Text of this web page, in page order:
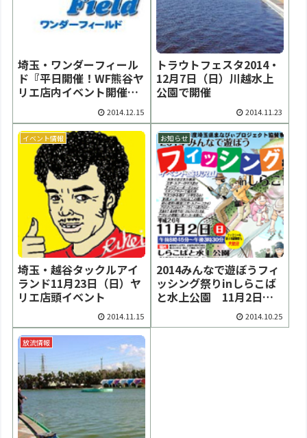
埼玉・ワンダーフィール
ド『平日開催！WF熊谷ヤ
リエ店内イベント開催』
2014.12.15
トラウトフェスタ2014・
12月7日（日）川越水上
公園で開催
2014.11.23
イベント情報
埼玉・越谷タックルアイ
ランド11月23日（日）ヤ
リエ店頭イベント
2014.11.15
お知らせ
2014みんなで遊ぼうフィ
ッシング祭りinしらこば
と水上公園 11月2日
2014.10.25
放流情報